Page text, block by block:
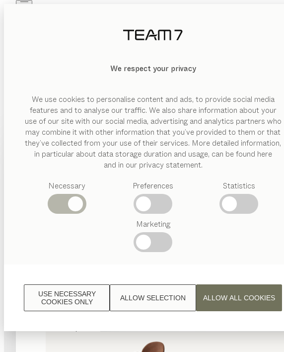
We respect your privacy
We use cookies to personalise content and ads, to provide social media
features and to analyse our traffic. We also share information about your
use of our site with our social media, advertising and analytics partners who
may combine it with other information that you’ve provided to them or that
they’ve collected from your use of their services. More detailed information,
in particular about data storage duration and usage, can be found here
and in our privacy statement.
Necessary
Preferences Statistics
Marketing
USE NECESSARY
COOKIES ONLY
ALLOW SELECTION ALLOW ALL COOKIES
Tables
Cuisines
Rayonnages
Lits
de
luxe
TEAM
7
PRODUITS
QUI SOMMES-NOUS
REVENDEUR